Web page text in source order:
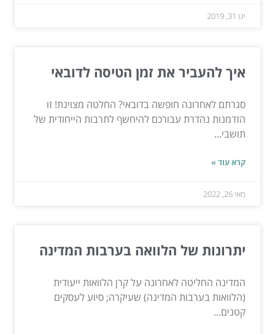
ינו 31, 2019
איך להעביר את זמן הטיסה לדובאי
סגרתם לאחרונה חופשה בדובאי? החלטה מצוינת! זו
הזדמנות נהדרת עבורכם להיחשף לתרבות הייחודית של
תושבי...
קרא עוד »
מאי 26, 2022
יתרונות של הלוואה בערבות המדינה
המדינה החליטה לאחרונה על קרן הלוואות ייעודית
(הלוואות בערבות המדינה) שעיקרה; סיוע לעסקים
קטנים...